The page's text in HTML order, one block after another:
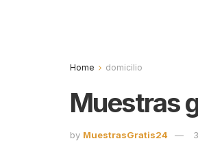
Home domicilio
Muestras
by MuestrasGratis24